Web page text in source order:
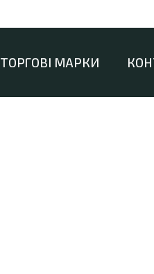
ТОРГОВІ МАРКИ